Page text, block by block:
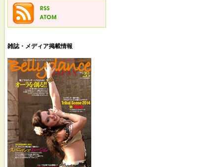
雑誌・メディア掲載情報